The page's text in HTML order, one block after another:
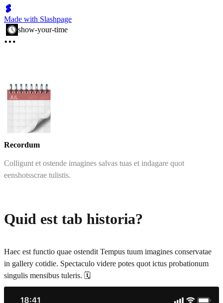
Made with Slashpage
show-your-time
Recordum
Colligunt et ostende imagines salvas tuas et indagare quot
eenshotsscrae tulistis.
Quid est tab historia?
Haec est functio quae ostendit Tempus tuum imagines conservatae
in gallery cotidie. Spectaculo videre potes quot ictus probationum
singulis mensibus tuleris. 🗓️